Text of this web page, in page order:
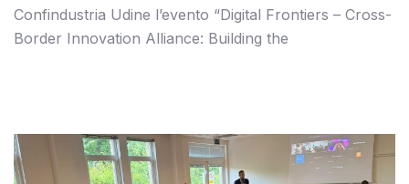
Confindustria Udine l’evento “Digital Frontiers – Cross-
Border Innovation Alliance: Building the
Tags
Autore: